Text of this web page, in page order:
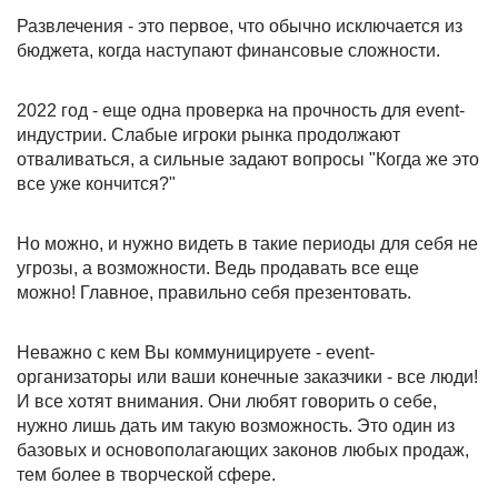
Развлечения - это первое, что обычно исключается из
бюджета, когда наступают финансовые сложности.
2022 год - еще одна проверка на прочность для event-
индустрии. Слабые игроки рынка продолжают
отваливаться, а сильные задают вопросы "Когда же это
все уже кончится?"
Но можно, и нужно видеть в такие периоды для себя не
угрозы, а возможности. Ведь продавать все еще
можно! Главное, правильно себя презентовать.
Неважно с кем Вы коммуницируете - event-
организаторы или ваши конечные заказчики - все люди!
И все хотят внимания. Они любят говорить о себе,
нужно лишь дать им такую возможность. Это один из
базовых и основополагающих законов любых продаж,
тем более в творческой сфере.